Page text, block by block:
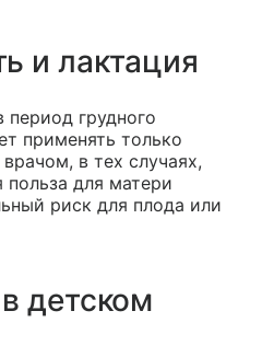
и лактация
грудного
применять только
в тех случаях,
польза для матери
риск для плода или
детском